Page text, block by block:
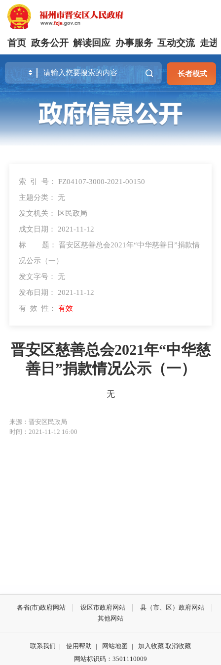
首页 政务公开 解读回应 办事服务 互动交流 走进
长者模式
索 引 号： FZ04107-3000-2021-00150
主题分类： 无
发文机关： 区民政局
成文日期： 2021-11-12
标 题： 晋安区慈善总会2021年“中华慈善日”捐款情
况公示（一）
发文字号： 无
发布日期： 2021-11-12
有 效 性： 有效
晋安区慈善总会2021年“中华慈
善日”捐款情况公示（一）
无
来源：晋安区民政局
时间：2021-11-12 16:00
各省(市)政府网站 设区市政府网站
县（市、区）政府网站
其他网站
联系我们 | 使用帮助 | 网站地图 | 加入收藏 取消收藏
网站标识码：3501110009